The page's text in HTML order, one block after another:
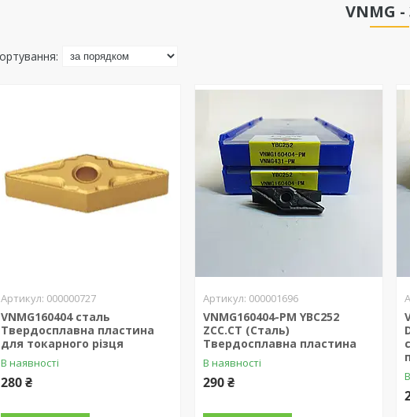
VNMG -
000000727
VNMG160404 сталь
Твердосплавна пластина
для токарного різця
В наявності
280 ₴
000001696
VNMG160404-PM YBC252
ZCC.CT (Сталь)
Твердосплавна пластина
В наявності
290 ₴